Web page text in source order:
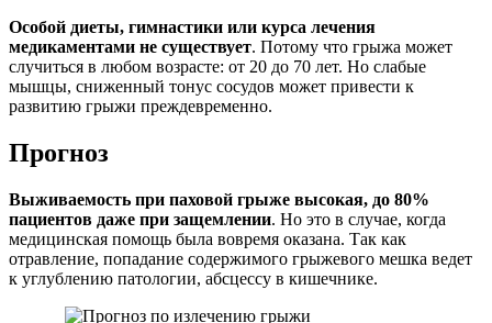
Особой диеты, гимнастики или курса лечения
медикаментами не существует. Потому что грыжа может
случиться в любом возрасте: от 20 до 70 лет. Но слабые
мышцы, сниженный тонус сосудов может привести к
развитию грыжи преждевременно.
Прогноз
Выживаемость при паховой грыже высокая, до 80%
пациентов даже при защемлении. Но это в случае, когда
медицинская помощь была вовремя оказана. Так как
отравление, попадание содержимого грыжевого мешка ведет
к углублению патологии, абсцессу в кишечнике.